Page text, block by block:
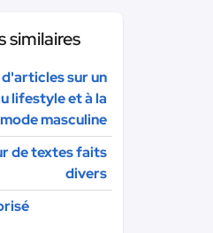
similaires
sur un
lifestyle et à la
mode masculine
de textes faits
divers